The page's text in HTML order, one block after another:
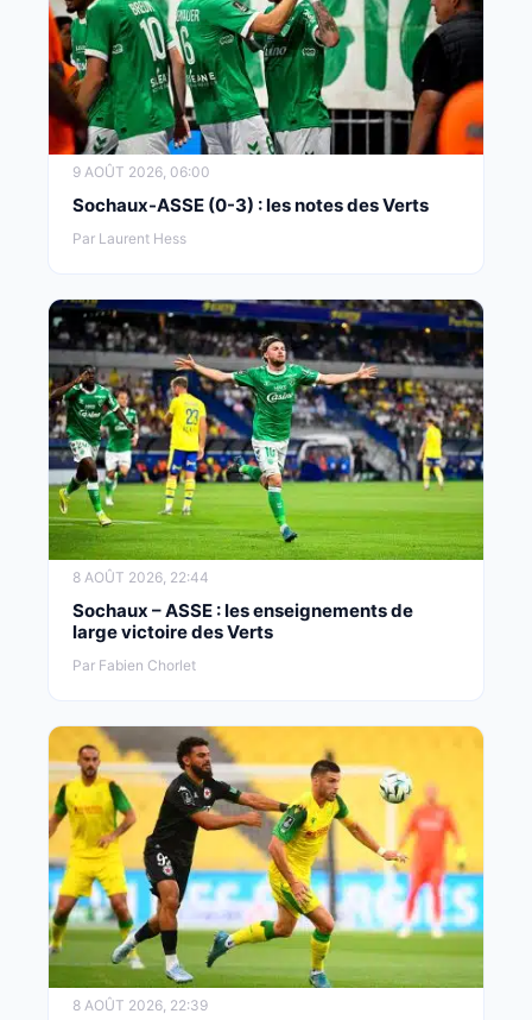
9 AOÛT 2026, 06:00
Sochaux-ASSE (0-3) : les notes des Verts
Par Laurent Hess
8 AOÛT 2026, 22:44
Sochaux – ASSE : les enseignements de
large victoire des Verts
Par Fabien Chorlet
8 AOÛT 2026, 22:39